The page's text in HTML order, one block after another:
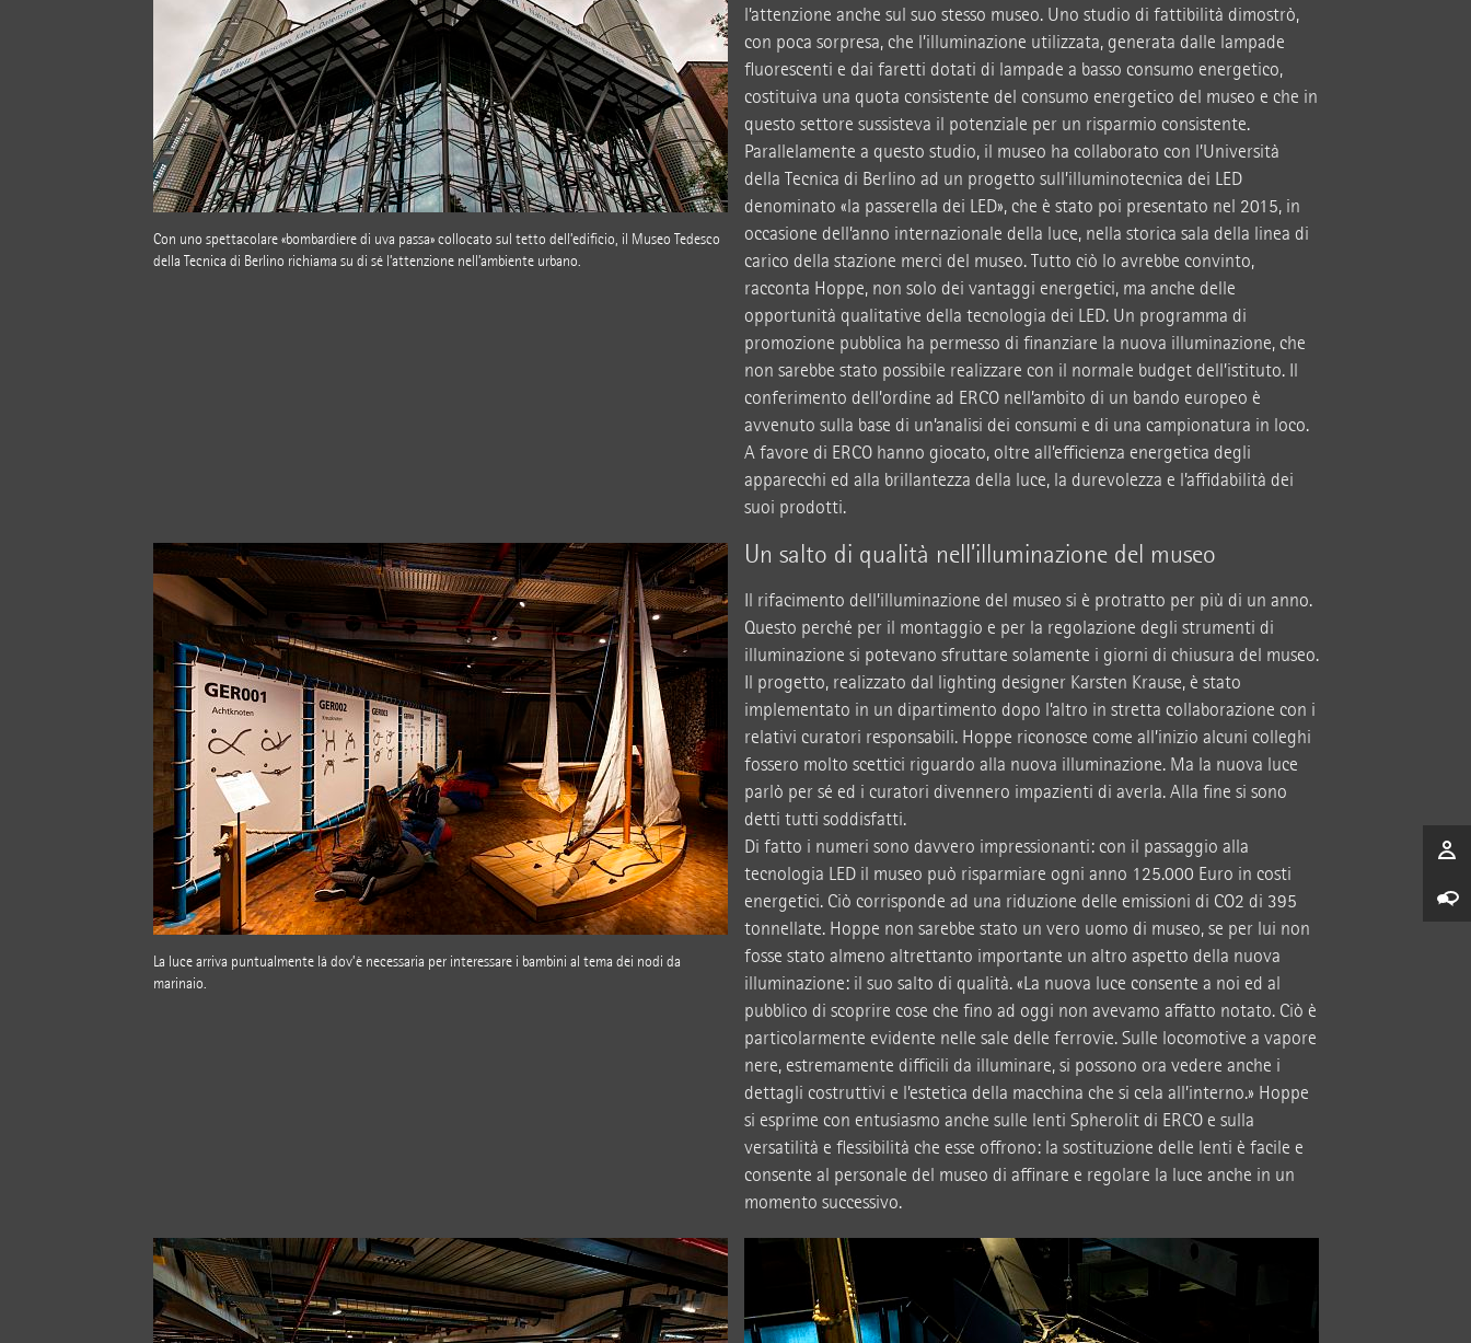
Con uno spettacolare «bombardiere di uva passa» collocato sul tetto dell’edificio, il Museo Tedesco
della Tecnica di Berlino richiama su di sé l’attenzione nell’ambiente urbano.
l’attenzione anche sul suo stesso museo. Uno studio di fattibilità dimostrò,
con poca sorpresa, che l’illuminazione utilizzata, generata dalle lampade
fluorescenti e dai faretti dotati di lampade a basso consumo energetico,
costituiva una quota consistente del consumo energetico del museo e che in
questo settore sussisteva il potenziale per un risparmio consistente.
Parallelamente a questo studio, il museo ha collaborato con l’Università
della Tecnica di Berlino ad un progetto sull’illuminotecnica dei LED
denominato «la passerella dei LED», che è stato poi presentato nel 2015, in
occasione dell’anno internazionale della luce, nella storica sala della linea di
carico della stazione merci del museo. Tutto ciò lo avrebbe convinto,
racconta Hoppe, non solo dei vantaggi energetici, ma anche delle
opportunità qualitative della tecnologia dei LED. Un programma di
promozione pubblica ha permesso di finanziare la nuova illuminazione, che
non sarebbe stato possibile realizzare con il normale budget dell’istituto. Il
conferimento dell’ordine ad ERCO nell’ambito di un bando europeo è
avvenuto sulla base di un’analisi dei consumi e di una campionatura in loco.
A favore di ERCO hanno giocato, oltre all’efficienza energetica degli
apparecchi ed alla brillantezza della luce, la durevolezza e l’affidabilità dei
suoi prodotti.
La luce arriva puntualmente là dov’è necessaria per interessare i bambini al tema dei nodi da
marinaio.
Un salto di qualità nell’illuminazione del museo
Il rifacimento dell’illuminazione del museo si è protratto per più di un anno.
Questo perché per il montaggio e per la regolazione degli strumenti di
illuminazione si potevano sfruttare solamente i giorni di chiusura del museo.
Il progetto, realizzato dal lighting designer Karsten Krause, è stato
implementato in un dipartimento dopo l’altro in stretta collaborazione con i
relativi curatori responsabili. Hoppe riconosce come all’inizio alcuni colleghi
fossero molto scettici riguardo alla nuova illuminazione. Ma la nuova luce
parlò per sé ed i curatori divennero impazienti di averla. Alla fine si sono
detti tutti soddisfatti.
Di fatto i numeri sono davvero impressionanti: con il passaggio alla
tecnologia LED il museo può risparmiare ogni anno 125.000 Euro in costi
energetici. Ciò corrisponde ad una riduzione delle emissioni di CO2 di 395
tonnellate. Hoppe non sarebbe stato un vero uomo di museo, se per lui non
fosse stato almeno altrettanto importante un altro aspetto della nuova
illuminazione: il suo salto di qualità. «La nuova luce consente a noi ed al
pubblico di scoprire cose che fino ad oggi non avevamo affatto notato. Ciò è
particolarmente evidente nelle sale delle ferrovie. Sulle locomotive a vapore
nere, estremamente difficili da illuminare, si possono ora vedere anche i
dettagli costruttivi e l’estetica della macchina che si cela all’interno.» Hoppe
si esprime con entusiasmo anche sulle lenti Spherolit di ERCO e sulla
versatilità e flessibilità che esse offrono: la sostituzione delle lenti è facile e
consente al personale del museo di affinare e regolare la luce anche in un
momento successivo.